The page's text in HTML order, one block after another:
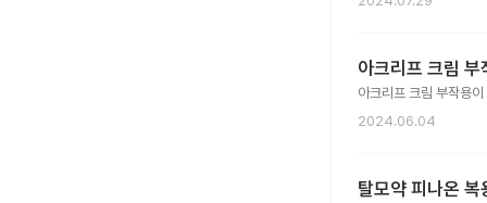
아크리프 크림
아크리프 크림 부작용
2024.06.04
탈모약 피나온